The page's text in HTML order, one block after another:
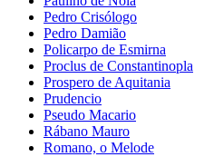
Pedro Crisólogo
Pedro Damião
Policarpo de Esmirna
Proclus de Constantinopla
Prospero de Aquitania
Prudencio
Pseudo Macario
Rábano Mauro
Romano, o Melode